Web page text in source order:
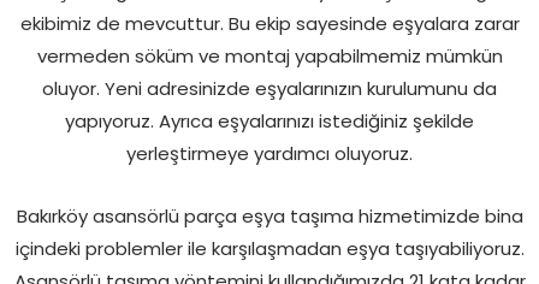
ekibimiz de mevcuttur. Bu ekip sayesinde eşyalara zarar
vermeden söküm ve montaj yapabilmemiz mümkün
oluyor. Yeni adresinizde eşyalarınızın kurulumunu da
yapıyoruz. Ayrıca eşyalarınızı istediğiniz şekilde
yerleştirmeye yardımcı oluyoruz.
Bakırköy asansörlü parça eşya taşıma hizmetimizde bina
içindeki problemler ile karşılaşmadan eşya taşıyabiliyoruz.